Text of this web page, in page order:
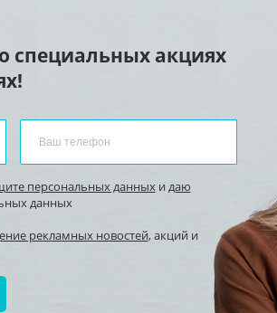
специальных акциях
персональных данныхи даю
данных
рекламных новостей, акций и